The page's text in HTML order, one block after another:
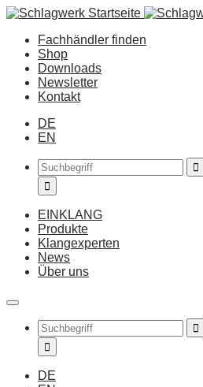
Fachhändler finden
Shop
Downloads
Newsletter
Kontakt
DE
EN
EINKLANG
Produkte
Klangexperten
News
Über uns
DE